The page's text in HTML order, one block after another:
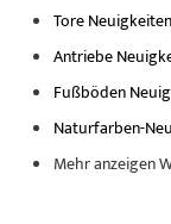
Tore Neuigkeiten
Antriebe
Fußböden
Naturfarben-
Mehr anzeigen